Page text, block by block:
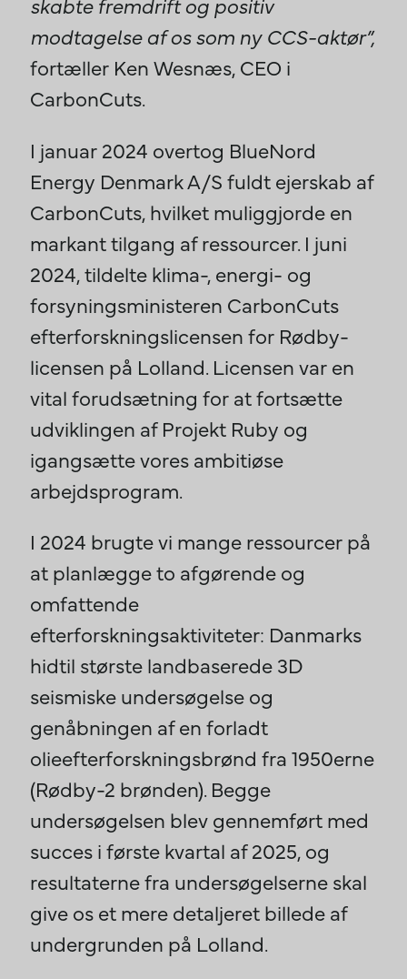
modtagelse af os som ny CCS-aktør”,
fortæller Ken Wesnæs, CEO i
CarbonCuts.
I januar 2024 overtog BlueNord
Energy Denmark A/S fuldt ejerskab af
CarbonCuts, hvilket muliggjorde en
markant tilgang af ressourcer. I juni
2024, tildelte klima-, energi- og
forsyningsministeren CarbonCuts
efterforskningslicensen for Rødby-
licensen på Lolland. Licensen var en
vital forudsætning for at fortsætte
udviklingen af Projekt Ruby og
igangsætte vores ambitiøse
arbejdsprogram.
I 2024 brugte vi mange ressourcer på
at planlægge to afgørende og
omfattende
efterforskningsaktiviteter: Danmarks
hidtil største landbaserede 3D
seismiske undersøgelse og
genåbningen af en forladt
olieefterforskningsbrønd fra 1950erne
(Rødby-2 brønden). Begge
undersøgelsen blev gennemført med
succes i første kvartal af 2025, og
resultaterne fra undersøgelserne skal
give os et mere detaljeret billede af
undergrunden på Lolland.